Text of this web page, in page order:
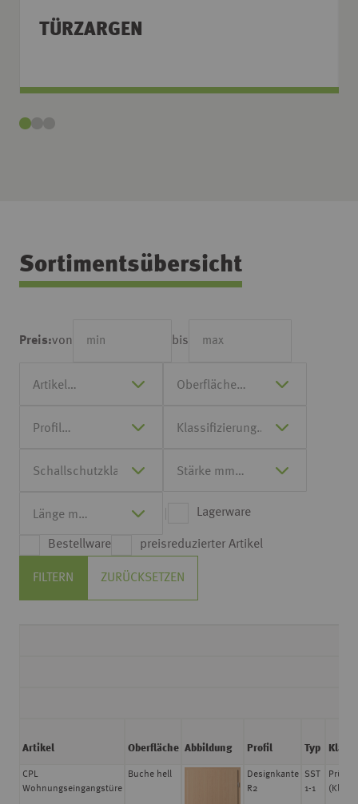
TÜRZARGEN
Sortimentsübersicht
Preis:von bis
Lagerware
Bestellware preisreduzierter Artikel
FILTERN ZURÜCKSETZEN
CPL
Wohnungseingangstüre
Buche hell
Designkante
R2
SST
1-1
Artikel Oberfläche Abbildung Profil Typ